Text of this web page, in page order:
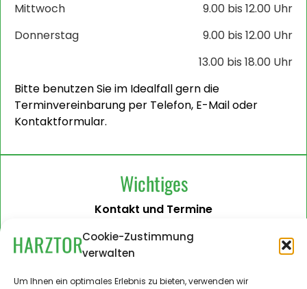
Cookie-Zustimmung
verwalten
Um Ihnen ein optimales Erlebnis zu bieten, verwenden wir
Mittwoch
9.00 bis 12.00 Uhr
Donnerstag
9.00 bis 12.00 Uhr
13.00 bis 18.00 Uhr
Bitte benutzen Sie im Idealfall gern die
Terminvereinbarung per Telefon, E-Mail oder
Kontaktformular.
Wichtiges
Kontakt und Termine
Barrierefreiheit
Impressum
Datenschutzerklärung